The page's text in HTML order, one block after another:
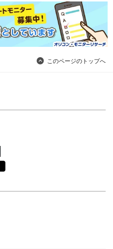
このページのトップへ